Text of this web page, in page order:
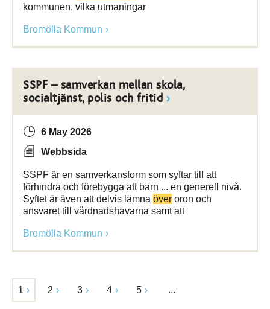
kommunen, vilka utmaningar
Bromölla Kommun
SSPF – samverkan mellan skola,
socialtjänst, polis och fritid
6 May 2026
Webbsida
SSPF är en samverkansform som syftar till att
förhindra och förebygga att barn ... en generell nivå.
Syftet är även att delvis lämna över oron och
ansvaret till vårdnadshavarna samt att
Bromölla Kommun
1 2 3 4 5 ...